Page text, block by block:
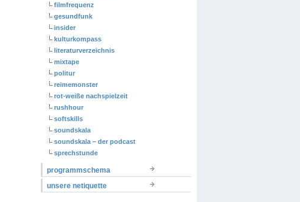
filmfrequenz
gesundfunk
insider
kulturkompass
literaturverzeichnis
mixtape
politur
reimemonster
rot-weiße nachspielzeit
rushhour
softskills
soundskala
soundskala – der podcast
sprechstunde
programmschema
unsere netiquette